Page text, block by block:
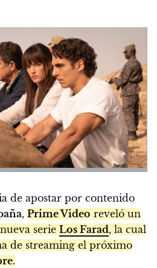
de apostar por contenido
, Prime Video reveló un
serie Los Farad, la cual
de streaming el próximo
.